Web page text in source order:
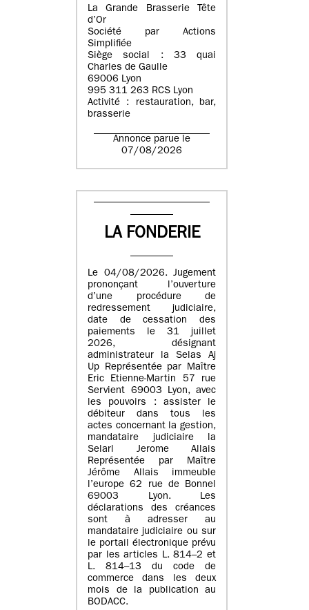
La Grande Brasserie Tête
d’Or
Société par Actions
Simplifiée
Siège social : 33 quai
Charles de Gaulle
69006 Lyon
995 311 263 RCS Lyon
Activité : restauration, bar,
brasserie
Annonce parue le
07/08/2026
LA FONDERIE
Le 04/08/2026. Jugement
prononçant l’ouverture
d’une procédure de
redressement judiciaire,
date de cessation des
paiements le 31 juillet
2026, désignant
administrateur la Selas Aj
Up Représentée par Maître
Eric Etienne-Martin 57 rue
Servient 69003 Lyon, avec
les pouvoirs : assister le
débiteur dans tous les
actes concernant la gestion,
mandataire judiciaire la
Selarl Jerome Allais
Représentée par Maître
Jérôme Allais immeuble
l’europe 62 rue de Bonnel
69003 Lyon. Les
déclarations des créances
sont à adresser au
mandataire judiciaire ou sur
le portail électronique prévu
par les articles L. 814–2 et
L. 814–13 du code de
commerce dans les deux
mois de la publication au
BODACC.